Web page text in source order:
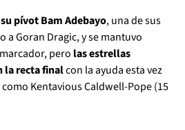
pívot Bam Adebayo, una de sus
a Goran Dragic, y se mantuvo
pero las estrellas
la recta finalcon la ayuda esta vez
Kentavious Caldwell-Pope (15